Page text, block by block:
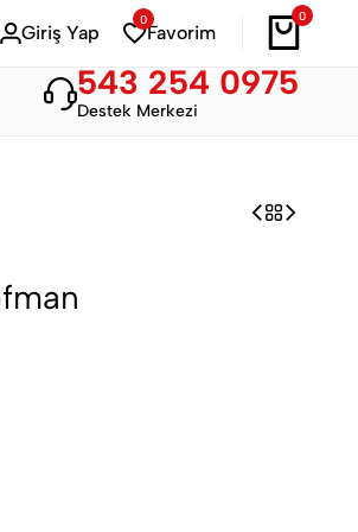
Bahar ModasıHemen Alışveriş Yap
Giriş Yap
0
Favorim
0
543 254 0975
Destek Merkezi